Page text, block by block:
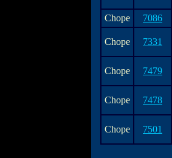
Chope 7086
Chope 7331
Chope 7479
Chope 7478
Chope 7501